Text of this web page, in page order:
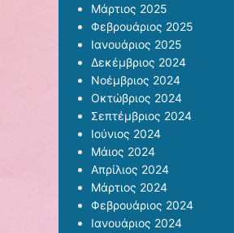
Μάρτιος 2025
Φεβρουάριος 2025
Ιανουάριος 2025
Δεκέμβριος 2024
Νοέμβριος 2024
Οκτώβριος 2024
Σεπτέμβριος 2024
Ιούνιος 2024
Μάιος 2024
Απρίλιος 2024
Μάρτιος 2024
Φεβρουάριος 2024
Ιανουάριος 2024